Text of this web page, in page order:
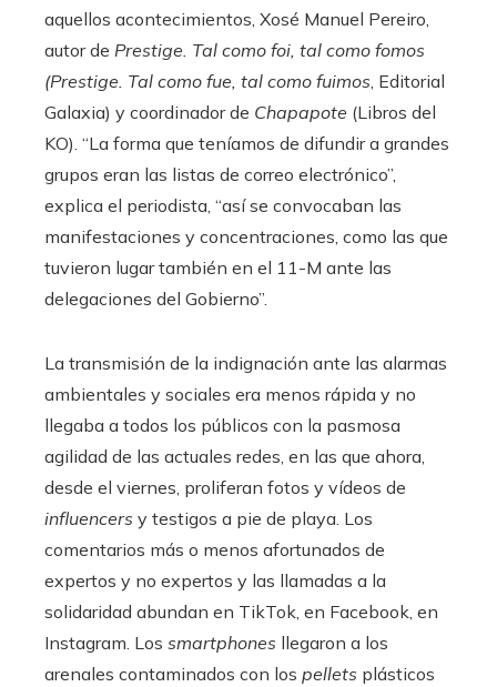
aquellos acontecimientos, Xosé Manuel Pereiro,
autor de Prestige. Tal como foi, tal como fomos
(Prestige. Tal como fue, tal como fuimos, Editorial
Galaxia) y coordinador de Chapapote (Libros del
KO). “La forma que teníamos de difundir a grandes
grupos eran las listas de correo electrónico”,
explica el periodista, “así se convocaban las
manifestaciones y concentraciones, como las que
tuvieron lugar también en el 11-M ante las
delegaciones del Gobierno”.
La transmisión de la indignación ante las alarmas
ambientales y sociales era menos rápida y no
llegaba a todos los públicos con la pasmosa
agilidad de las actuales redes, en las que ahora,
desde el viernes, proliferan fotos y vídeos de
influencers y testigos a pie de playa. Los
comentarios más o menos afortunados de
expertos y no expertos y las llamadas a la
solidaridad abundan en TikTok, en Facebook, en
Instagram. Los smartphones llegaron a los
arenales contaminados con los pellets plásticos